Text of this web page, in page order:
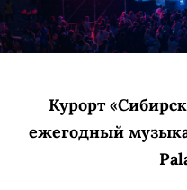
Курорт
ежегодный